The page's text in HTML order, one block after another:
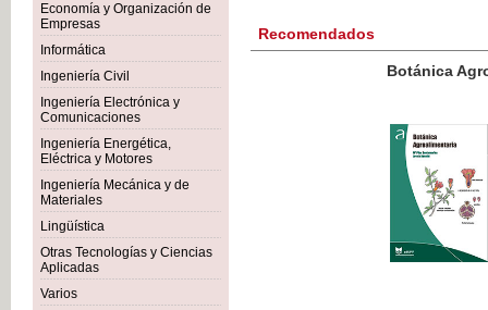
Economía y Organización de
Empresas
Informática
Ingeniería Civil
Ingeniería Electrónica y
Comunicaciones
Ingeniería Energética,
Eléctrica y Motores
Ingeniería Mecánica y de
Materiales
Lingüística
Otras Tecnologías y Ciencias
Aplicadas
Varios
Recomendados
Botánica Agroalimentaria
IVA